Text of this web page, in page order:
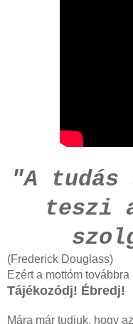
"A tudás
teszi
(Frederick Douglass)
Ezért a mottóm továbbra
Tájékozódj! Ébredj!
Mára már tudjuk, hogy